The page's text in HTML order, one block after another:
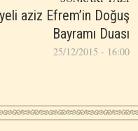
aziz Efrem’in Doğuş
Bayramı Duası
25/12/2015 - 16:00